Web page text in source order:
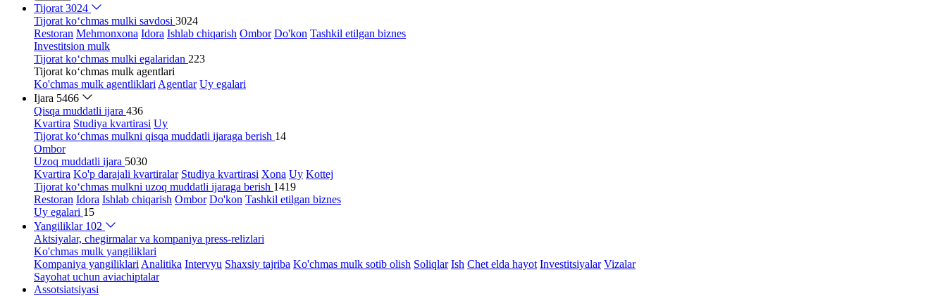
Tijorat 3024
Tijorat ko‘chmas mulki savdosi 3024
Restoran Mehmonxona Idora Ishlab chiqarish Ombor Do'kon Tashkil etilgan biznes
Investitsion mulk
Tijorat ko‘chmas mulki egalaridan 223
Tijorat ko‘chmas mulk agentlari
Ko'chmas mulk agentliklari Agentlar Uy egalari
Ijara 5466
Qisqa muddatli ijara 436
Kvartira Studiya kvartirasi Uy
Tijorat ko‘chmas mulkni qisqa muddatli ijaraga berish 14
Ombor
Uzoq muddatli ijara 5030
Kvartira Ko'p darajali kvartiralar Studiya kvartirasi Xona Uy Kottej
Tijorat ko‘chmas mulkni uzoq muddatli ijaraga berish 1419
Restoran Idora Ishlab chiqarish Ombor Do'kon Tashkil etilgan biznes
Uy egalari 15
Yangiliklar 102
Aktsiyalar, chegirmalar va kompaniya press-relizlari
Ko'chmas mulk yangiliklari
Kompaniya yangiliklari Analitika Intervyu Shaxsiy tajriba Ko'chmas mulk sotib olish Soliqlar Ish Chet elda hayot Investitsiyalar Vizalar
Sayohat uchun aviachiptalar
Assotsiatsiyasi